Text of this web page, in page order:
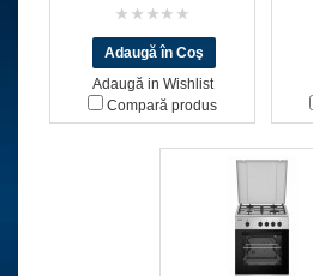
Adaugă in Wishlist
Compară produs